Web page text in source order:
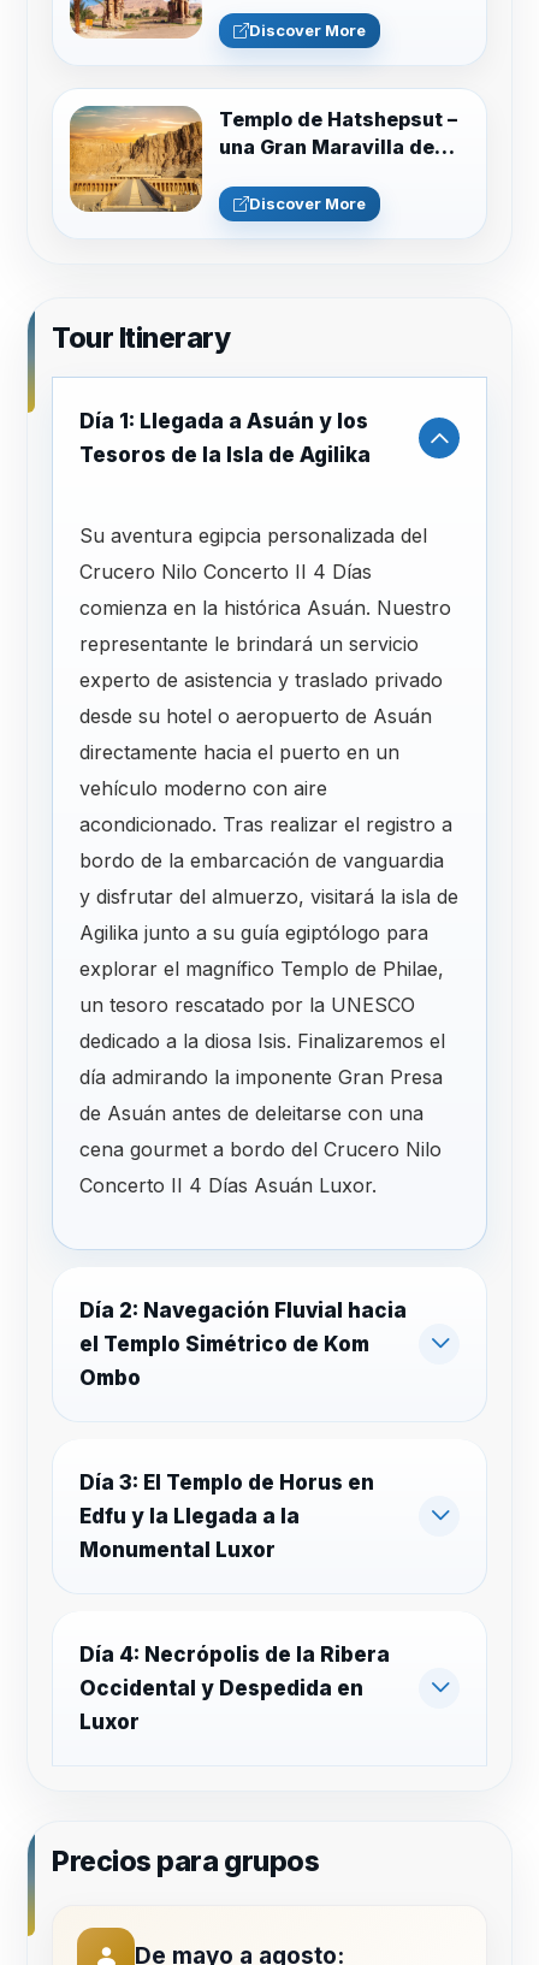
Discover More
Templo de Hatshepsut –
una Gran Maravilla de
Discover More
Tour Itinerary
Día 1: Llegada a Asuán y los
Tesoros de la Isla de Agilika
Su aventura egipcia personalizada del
Crucero Nilo Concerto II 4 Días
comienza en la histórica Asuán. Nuestro
representante le brindará un servicio
experto de asistencia y traslado privado
desde su hotel o aeropuerto de Asuán
directamente hacia el puerto en un
vehículo moderno con aire
acondicionado. Tras realizar el registro a
bordo de la embarcación de vanguardia
y disfrutar del almuerzo, visitará la isla de
Agilika junto a su guía egiptólogo para
explorar el magnífico Templo de Philae,
un tesoro rescatado por la UNESCO
dedicado a la diosa Isis. Finalizaremos el
día admirando la imponente Gran Presa
de Asuán antes de deleitarse con una
cena gourmet a bordo del Crucero Nilo
Concerto II 4 Días Asuán Luxor.
Día 2: Navegación Fluvial hacia
el Templo Simétrico de Kom
Ombo
Día 3: El Templo de Horus en
Edfu y la Llegada a la
Monumental Luxor
Día 4: Necrópolis de la Ribera
Occidental y Despedida en
Luxor
Precios para grupos
De mayo a agosto: